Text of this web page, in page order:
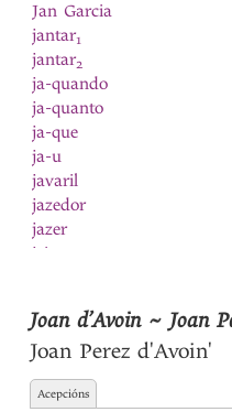
Jan Garcia
jantar1
jantar2
ja-quando
ja-quanto
ja-que
ja-u
javaril
jazedor
jazer
jeitar
Jerusalen
Jesu Cristo
Joan1
Joan
Joan d’Avoin ~ Joan
Joan Perez d'Avoin'
Acepcións